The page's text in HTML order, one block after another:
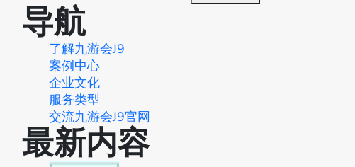
导航
了解九游会J9
案例中心
企业文化
服务类型
交流九游会J9官网
最新内容